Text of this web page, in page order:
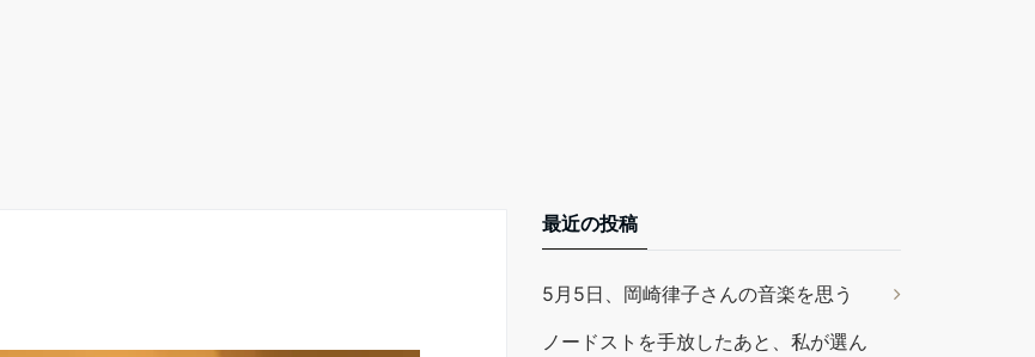
最近の投稿
5月5日、岡崎律子さんの音楽を思う
ノードストを手放したあと、私が選ん